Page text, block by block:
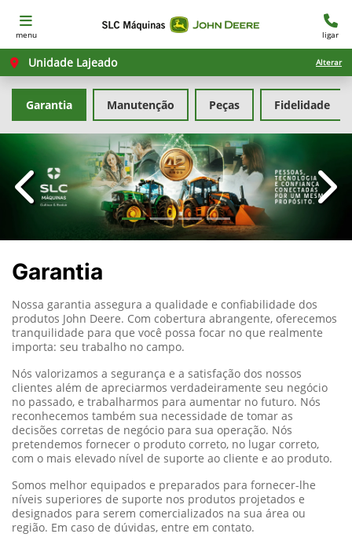
menu ligar
Unidade Lajeado Alterar
Manutenção Peças
Garantia Fidelidade
templates.template-
Garantia
Nossa garantia assegura a qualidade e confiabilidade dos
produtos John Deere.Com cobertura abrangente, oferecemos
tranquilidade para que você possa focar no que realmente
importa: seu trabalho no campo.
Nós valorizamos a segurança e a satisfação dos nossos
clientes além de apreciarmos verdadeiramente seu negócio
no passado, e trabalharmos para aumentar no futuro. Nós
reconhecemos também sua necessidade de tomar as
decisões corretas de negócio para sua operação. Nós
pretendemos fornecer o produto correto, no lugar correto,
com o mais elevado nível de suporte ao cliente e ao produto.
Somos melhor equipados e preparados para fornecer-lhe